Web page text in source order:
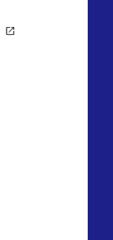
open_in_new